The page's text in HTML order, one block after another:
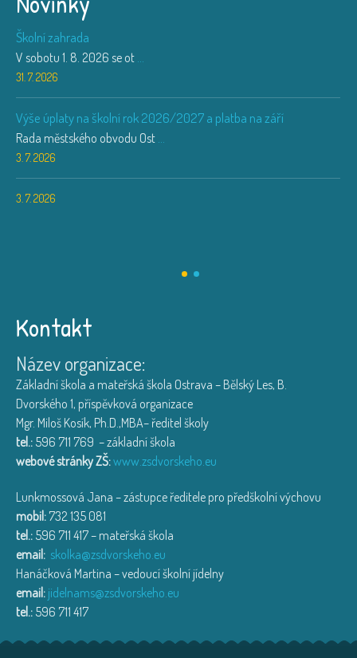
Školní zahrada
V sobotu 1. 8. 2026 se ot
31. 7. 2026
Výše úplaty na školní rok 2026/2027 a platba na září
Rada městského obvodu Ost
3. 7. 2026
3. 7. 2026
Kontakt
Název organizace:
Základní škola a mateřská škola Ostrava – Bělský Les, B.
Dvorského 1, příspěvková organizace
Mgr. Miloš Kosík, Ph.D.,MBA– ředitel školy
tel.: 596 711 769 – základní škola
webové stránky ZŠ:www.zsdvorskeho.eu
Lunkmossová Jana – zástupce ředitele pro předškolní výchovu
mobil: 732 135 081
tel.: 596 711 417 – mateřská škola
email: skolka@zsdvorskeho.eu
Hanáčková Martina – vedoucí školní jídelny
email: jidelnams@zsdvorskeho.eu
tel.: 596 711 417